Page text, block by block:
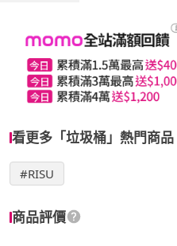
看更多「垃圾桶」熱門商品
#RISU
商品評價